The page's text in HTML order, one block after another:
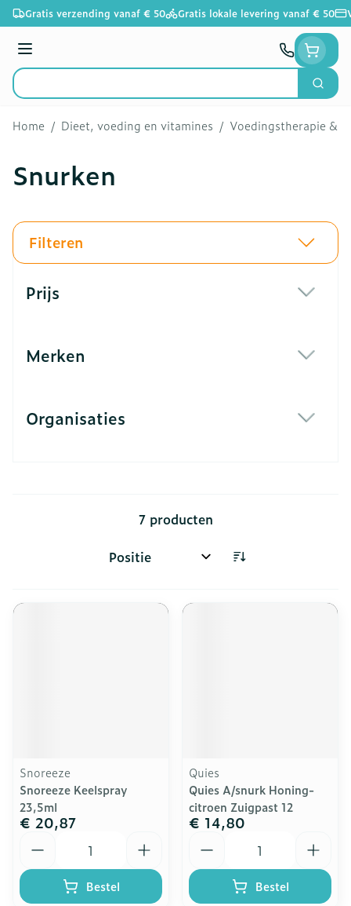
Ga naar de inhoud
Gratis verzending vanaf € 50 Gratis lokale levering vanaf € 50
Menu
Product, merk, categorie...
Zoek
Home / Dieet, voeding en vitamines / Voedingstherapie &
Snurken
Filteren
Prijs
Merken
Organisaties
7producten
Sorteer op:
Snoreeze
Snoreeze Keelspray
23,5ml
€ 20,87
Bestel
Quies
Quies A/snurk Honing-
citroen Zuigpast 12
€ 14,80
Bestel